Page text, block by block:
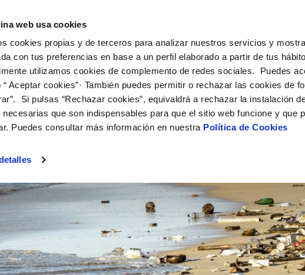
web usa cookies
cookies propias y de terceros para analizar nuestros servicios y
con tus preferencias en base a un perfil elaborado a partir de tus
utilizamos cookies de complemento de redes sociales. Puedes
“ Aceptar cookies”· También puedes permitir o rechazar las cookies de
Si pulsas “Rechazar cookies”, equivaldrá a rechazar la instalación
que son indispensables para que el sitio web funcione y que
Puedes consultar más información en nuestra Política de Cookies
SOMOS QUÉ HACEMOS